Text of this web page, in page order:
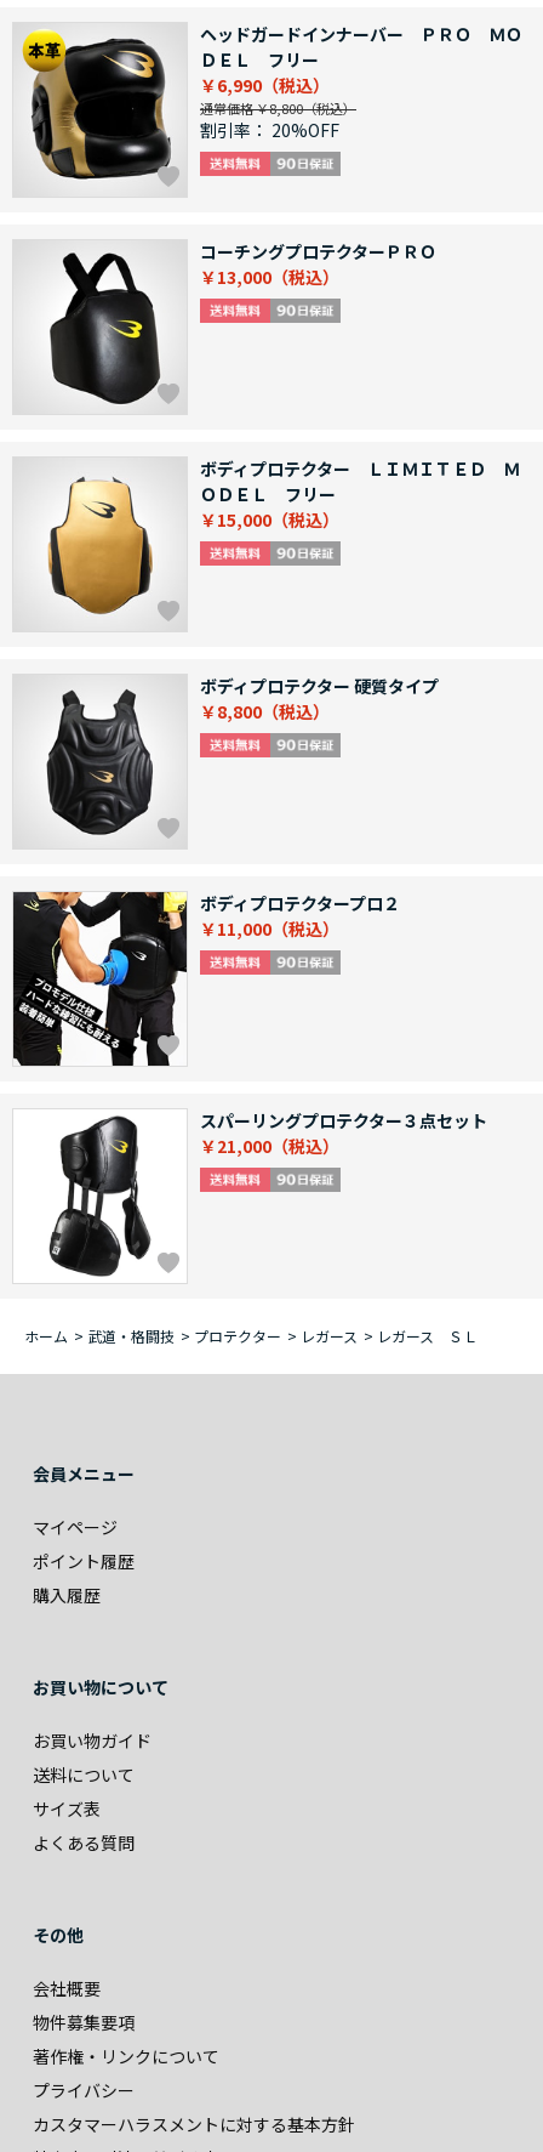
ヘッドガードインナーバー ＰＲＯ ＭＯ
ＤＥＬ フリー
￥6,990
通常価格 ￥8,800
割引率： 20%OFF
コーチングプロテクターＰＲＯ
￥13,000
ボディプロテクター ＬＩＭＩＴＥＤ Ｍ
ＯＤＥＬ フリー
￥15,000
ボディプロテクター 硬質タイプ
￥8,800
ボディプロテクタープロ２
￥11,000
スパーリングプロテクター３点セット
￥21,000
ホーム > 武道・格闘技 > プロテクター > レガース > レガース ＳＬ
会員メニュー
マイページ
ポイント履歴
購入履歴
お買い物について
お買い物ガイド
送料について
サイズ表
よくある質問
その他
会社概要
物件募集要項
著作権・リンクについて
プライバシー
カスタマーハラスメントに対する基本方針